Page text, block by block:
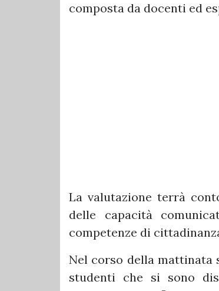
composta da docenti ed
La valutazione terrà
delle capacità
competenze di
Nel corso della
studenti che si sono